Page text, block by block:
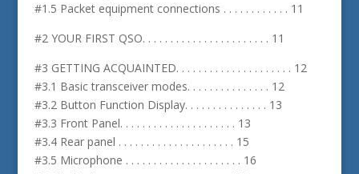
#1.5 Packet equipment connections . . . . . . . . . . . . 11
#2 YOUR FIRST QSO. . . . . . . . . . . . . . . . . . . . . . . 11
#3 GETTING ACQUAINTED. . . . . . . . . . . . . . . . . . . . . 12
#3.1 Basic transceiver modes. . . . . . . . . . . . . . . 12
#3.2 Button Function Display. . . . . . . . . . . . . . . 13
#3.3 Front Panel. . . . . . . . . . . . . . . . . . . . . 13
#3.4 Rear panel . . . . . . . . . . . . . . . . . . . . . 15
#3.5 Microphone . . . . . . . . . . . . . . . . . . . . . 16